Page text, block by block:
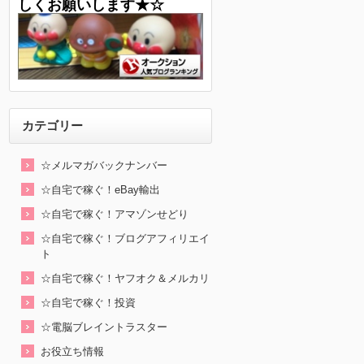
しくお願いします★☆
カテゴリー
☆メルマガバックナンバー
☆自宅で稼ぐ！eBay輸出
☆自宅で稼ぐ！アマゾンせどり
☆自宅で稼ぐ！ブログアフィリエイ
ト
☆自宅で稼ぐ！ヤフオク＆メルカリ
☆自宅で稼ぐ！投資
☆電脳ブレイントラスター
お役立ち情報